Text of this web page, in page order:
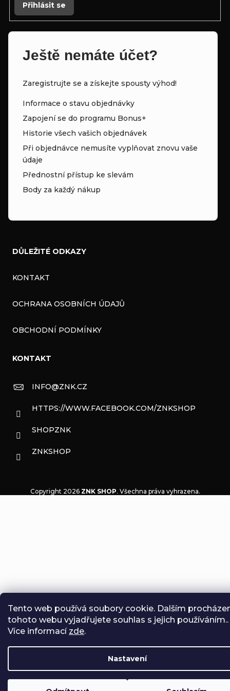
Tento web používá soubory cookie. Dalším
tohoto webu vyjadřujete souhlas s jejich používáním..
Více informací zde.
Nastavení
i
u
Přihlásit se
Ještě nemáte účet?
Zaregistrujte se a získejte spousty výhod!
Informace o stavu objednávky
Zapojení se do programu Bonus+
Historie všech vašich objednávek
Při objednávce nemusíte vyplňovat znovu vaše
údaje
Přednostní přístup ke slevám
Body za každý nákup
DŮLEŽITÉ ODKAZY
KONTAKT
OCHRANA OSOBNÍCH ÚDAJŮ
OBCHODNÍ PODMÍNKY
KONTAKT
INFO@ZNK.CZ
HTTPS://WWW.FACEBOOK.COM/ZNKSHOP
SHOPZNK
ZNKSHOP
Copyright 2026 ZNK SHOP. Všechna práva vyhrazena.